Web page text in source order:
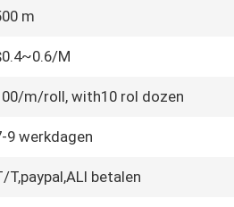
m
M
m/roll, with10 rol dozen
9 werkdagen
T,paypal,ALI betalen